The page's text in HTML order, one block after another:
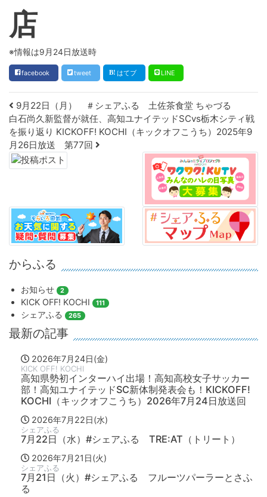
店
※情報は9月24日放送時
facebook tweet はてブ LINE
Post navigation
9月22日（月） ＃シェアふる 土佐茶食堂 ちゃづる
白石尚久新監督が就任、高知ユナイテッドSCvs栃木シティ戦
を振り返り KICKOFF! KOCHI（キックオフこうち）2025年9
月26日放送 第77回
からふる
お知らせ 2
KICK OFF! KOCHI 111
シェアふる 265
最新の記事
2026年7月24日(金)
KICK OFF! KOCHI
高知県勢初インターハイ出場！高知高校女子サッカー
部！高知ユナイテッドSC新体制発表会も！KICKOFF!
KOCHI（キックオフこうち）2026年7月24日放送回
2026年7月22日(水)
シェアふる
7月22日（水）#シェアふる TRE:AT（トリート）
2026年7月21日(火)
シェアふる
7月21日（火）#シェアふる フルーツパーラーとさふ
る